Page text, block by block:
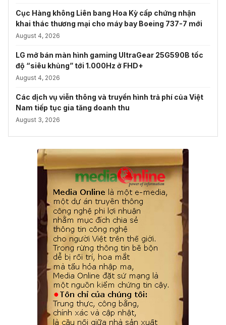
Cục Hàng không Liên bang Hoa Kỳ cấp chứng nhận
khai thác thương mại cho máy bay Boeing 737-7 mới
August 4, 2026
LG mở bán màn hình gaming UltraGear 25G590B tốc
độ “siêu khủng” tới 1.000Hz ở FHD+
August 4, 2026
Các dịch vụ viễn thông và truyền hình trả phí của Việt
Nam tiếp tục gia tăng doanh thu
August 3, 2026